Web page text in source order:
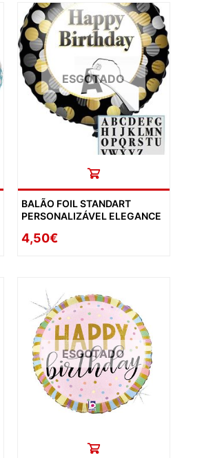
DIA DA MÃE
DIA DOS AVÓS
DIA DO PAI
ESGOTADO
BALÃO FOIL STANDART
PERSONALIZÁVEL ELEGANCE
4,50€
ESGOTADO